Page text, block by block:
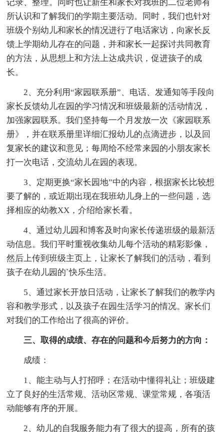
记录、整理。同时也让新生和家长对我班的二位老师有
所认识和了解我们的学期主要活动。同时，我们也针对
班级个别幼儿和家长的情况进行了电话家访，向家长反
馈上学期幼儿存在的问题，并和家长一起探讨共同教育
的方法，从思想上和方法上达成共识，促进孩子的成
长。
2、充分利用“家园联系册”、电话、发通知等手段向
家长反馈幼儿在园的学习情况和班级最新的活动情况，
加强家园联系。我们坚持每一个月发放一次《家园联系
册》，并在联系册里详细汇报幼儿的点滴进步，以及回
复家长的建议和意见；每周给不经常来园的小朋友家长
打一次电话，交流幼儿在园的表现。
3、定期更换“家长园地”中的内容，根据家长比较想
要了解的，或近期出现在我班幼儿身上的一些问题，选
择相应的幼教XX，介绍给家长看。
4、通过幼儿园和博客及时向家长传递班级的最新活
动信息。我们平时重视收集幼儿每个活动的精彩影像，
然后上传到班级主页上，让家长了解我们的活动，看到
孩子在幼儿园的`快乐生活。
5、通过家长开放日活动，让家长了解我们的教学内
容和教学形式，以及孩子在园生活学习的情况。家长们
对我们的工作给出了很高的评价。
三、取得的成绩、存在的问题和今后努力的方向：
成绩：
1、能主动与人打招呼；在活动中懂得礼让；班级建
立了良好的生活常规、活动区常规、课堂常规，各项活
动能够有序的开展。
2、幼儿的自我服务能力有了很大的提高，所有的孩